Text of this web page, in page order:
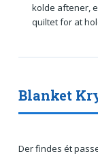
kolde aftener,
quiltet for at
Blanket
Der findes ét